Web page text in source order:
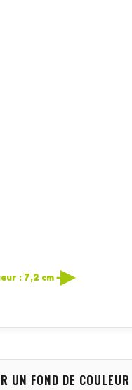
: 7,2 cm
UN FOND DE COULEUR